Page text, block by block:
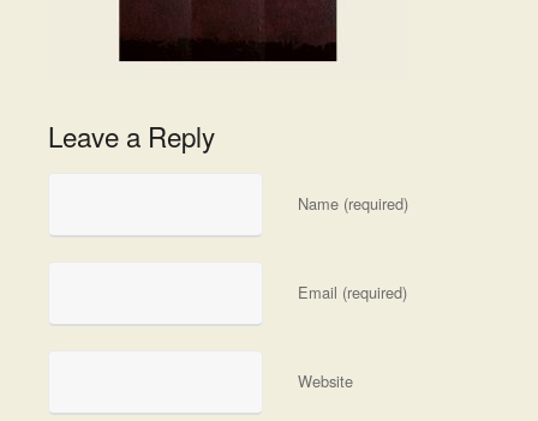
Leave a Reply
Name (required)
Email (required)
Website